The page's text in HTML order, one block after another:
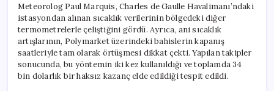
Meteorolog Paul Marquis, Charles de Gaulle Havalimanı’ndaki
istasyondan alınan sıcaklık verilerinin bölgedeki diğer
termometrelerle çeliştiğini gördü. Ayrıca, ani sıcaklık
artışlarının, Polymarket üzerindeki bahislerin kapanış
saatleriyle tam olarak örtüşmesi dikkat çekti. Yapılan takipler
sonucunda, bu yöntemin iki kez kullanıldığı ve toplamda 34
bin dolarlık bir haksız kazanç elde edildiği tespit edildi.